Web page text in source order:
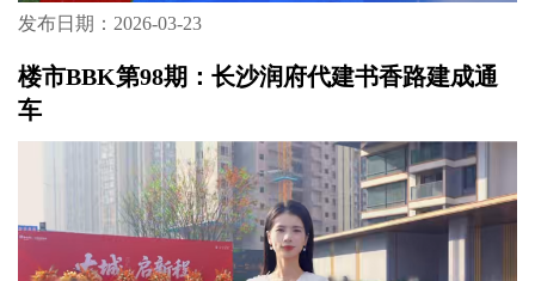
发布日期：2026-03-23
楼市BBK第98期：长沙润府代建书香路建成通
车